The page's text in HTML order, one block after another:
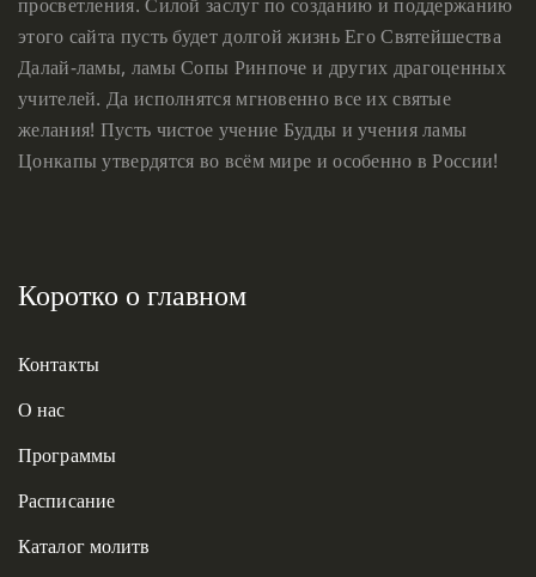
этого сайта пусть будет долгой жизнь Его Святейшества
Далай-ламы, ламы Сопы Ринпоче и других драгоценных
учителей. Да исполнятся мгновенно все их святые
желания! Пусть чистое учение Будды и учения ламы
Цонкапы утвердятся во всём мире и особенно в России!
Коротко о главном
Контакты
О нас
Программы
Расписание
Каталог молитв